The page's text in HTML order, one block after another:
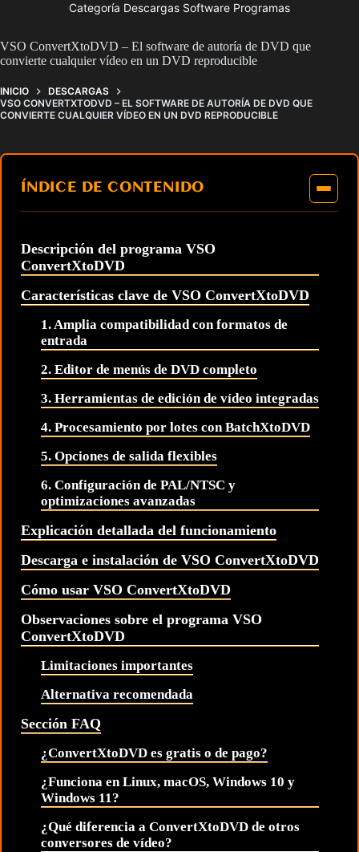
Categoría Descargas Software Programas
VSO ConvertXtoDVD – El software de autoría de DVD que
convierte cualquier vídeo en un DVD reproducible
INICIO
DESCARGAS
VSO CONVERTXTODVD – EL SOFTWARE DE AUTORÍA DE DVD QUE
CONVIERTE CUALQUIER VÍDEO EN UN DVD REPRODUCIBLE
ÍNDICE DE CONTENIDO
Descripción del programa VSO
ConvertXtoDVD
Características clave de VSO ConvertXtoDVD
1. Amplia compatibilidad con formatos de
entrada
2. Editor de menús de DVD completo
3. Herramientas de edición de vídeo integradas
4. Procesamiento por lotes con BatchXtoDVD
5. Opciones de salida flexibles
6. Configuración de PAL/NTSC y
optimizaciones avanzadas
Explicación detallada del funcionamiento
Descarga e instalación de VSO ConvertXtoDVD
Cómo usar VSO ConvertXtoDVD
Observaciones sobre el programa VSO
ConvertXtoDVD
Limitaciones importantes
Alternativa recomendada
Sección FAQ
¿ConvertXtoDVD es gratis o de pago?
¿Funciona en Linux, macOS, Windows 10 y
Windows 11?
¿Qué diferencia a ConvertXtoDVD de otros
conversores de vídeo?